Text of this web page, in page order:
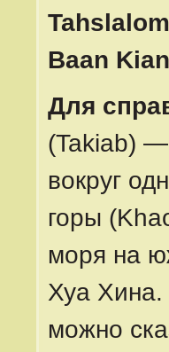
Baan
Для
(Takiab)
вокруг
горы
моря на
Хуа
можно